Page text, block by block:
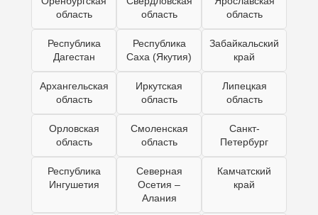
область
область
область
Республика
Дагестан
Республика
Саха (Якутия)
Забайкальский
край
Архангельская
область
Иркутская
область
Липецкая
область
Орловская
область
Смоленская
область
Санкт-
Петербург
Республика
Ингушетия
Северная
Осетия –
Алания
Камчатский
край